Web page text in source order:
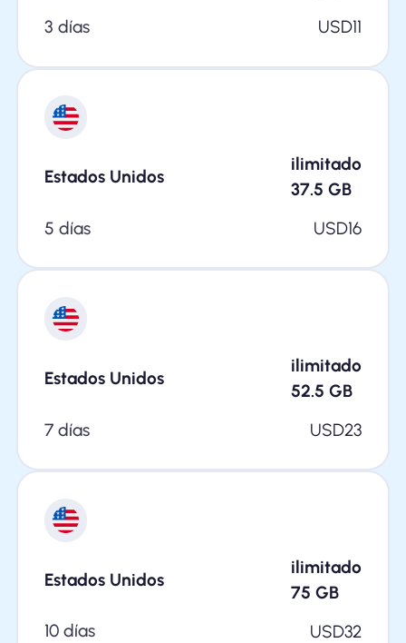
3 días
USD11
Estados Unidos
ilimitado
37.5 GB
5 días
USD16
Estados Unidos
ilimitado
52.5 GB
7 días
USD23
Estados Unidos
ilimitado
75 GB
10 días
USD32